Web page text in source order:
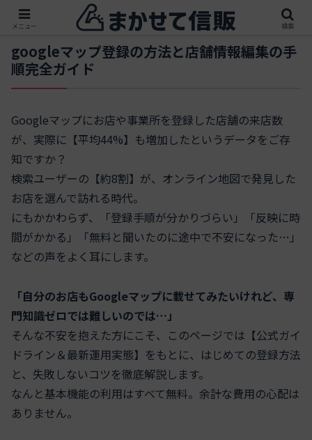
googleマップ登録の方法と店舗情報編集の手
順完全ガイド
Googleマップにお店や事業所を登録した店舗の来店数
が、実際に【平均44%】も増加したというデータをご存
知ですか？
検索ユーザーの【約8割】が、オンライン地図で発見した
お店を選んで訪れる時代。
にもかかわらず、「登録手順が分かりづらい」「反映に時
間がかかる」「無料と聞いたのに途中で不安になった…」
などの声をよく耳にします。
「自分のお店もGoogleマップに載せてみたいけれど、専
門知識ゼロでは難しいのでは…」
そんな不安を抱えた方にこそ、このページでは【公式ガイ
ドライン＆最新運用実態】をもとに、はじめての登録方法
と、失敗しないコツを徹底解説します。
なんと基本機能の利用はすべて無料。余計な費用の心配は
ありません。
メニュー 検索